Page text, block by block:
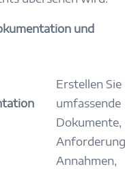
und
Erstellen Sie
umfassende
Dokumente,
Annahmen,